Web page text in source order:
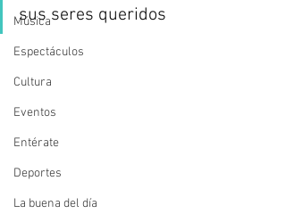
Música
Espectáculos
Cultura
Eventos
Entérate
Deportes
La buena del día
sus seres queridos